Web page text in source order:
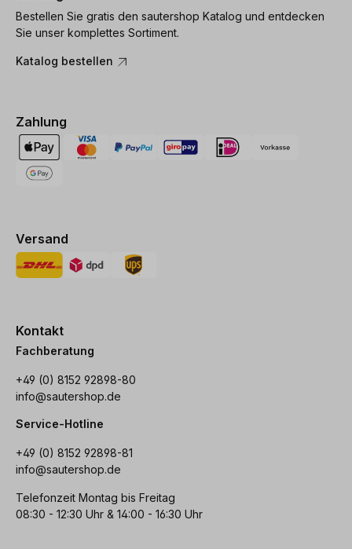
Bestellen Sie gratis den sautershop Katalog und entdecken
Sie unser komplettes Sortiment.
Katalog bestellen
Zahlung
Versand
Kontakt
Fachberatung
+49 (0) 8152 92898-80
info@sautershop.de
Service-Hotline
+49 (0) 8152 92898-81
info@sautershop.de
Telefonzeit Montag bis Freitag
08:30 - 12:30 Uhr & 14:00 - 16:30 Uhr